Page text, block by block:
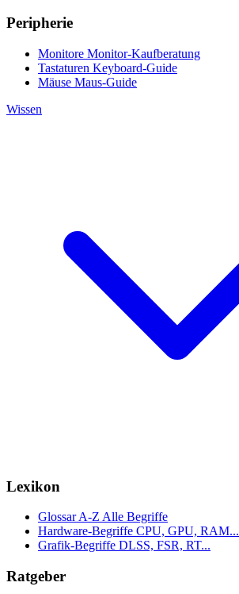
Peripherie
Monitore Monitor-Kaufberatung
Tastaturen Keyboard-Guide
Mäuse Maus-Guide
Wissen
Lexikon
Glossar A-Z Alle Begriffe
Hardware-Begriffe CPU, GPU, RAM...
Grafik-Begriffe DLSS, FSR, RT...
Ratgeber